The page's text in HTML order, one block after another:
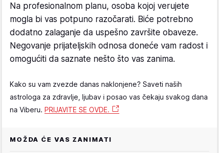
Na profesionalnom planu, osoba kojoj verujete
mogla bi vas potpuno razočarati. Biće potrebno
dodatno zalaganje da uspešno završite obaveze.
Negovanje prijateljskih odnosa doneće vam radost i
omogućiti da saznate nešto što vas zanima.
Kako su vam zvezde danas naklonjene? Saveti naših
astrologa za zdravlje, ljubav i posao vas čekaju svakog dana
na Viberu. PRIJAVITE SE OVDE.
MOŽDA ĆE VAS ZANIMATI